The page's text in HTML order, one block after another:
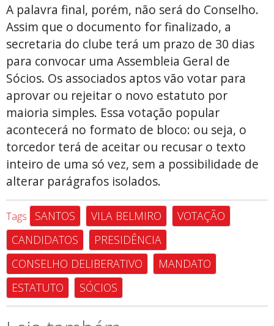
A palavra final, porém, não será do Conselho.
Assim que o documento for finalizado, a
secretaria do clube terá um prazo de 30 dias
para convocar uma Assembleia Geral de
Sócios. Os associados aptos vão votar para
aprovar ou rejeitar o novo estatuto por
maioria simples. Essa votação popular
acontecerá no formato de bloco: ou seja, o
torcedor terá de aceitar ou recusar o texto
inteiro de uma só vez, sem a possibilidade de
alterar parágrafos isolados.
Tags SANTOS VILA BELMIRO
VOTAÇÃO
CANDIDATOS
PRESIDÊNCIA
CONSELHO DELIBERATIVO
MANDATO
ESTATUTO
SÓCIOS